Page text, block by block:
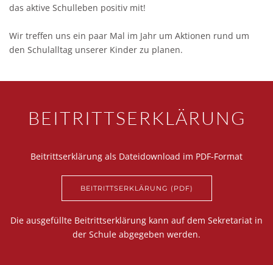
das aktive Schulleben positiv mit!
Wir treffen uns ein paar Mal im Jahr um Aktionen rund um
den Schulalltag unserer Kinder zu planen.
BEITRITTSERKLÄRUNG
Beitrittserklärung als Dateidownload im PDF-Format
BEITRITTSERKLÄRUNG (PDF)
Die ausgefüllte Beitrittserklärung kann auf dem Sekretariat in
der Schule abgegeben werden.